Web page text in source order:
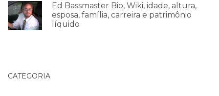
Ed Bassmaster Bio, Wiki, idade, altura,
esposa, família, carreira e patrimônio
líquido
CATEGORIA